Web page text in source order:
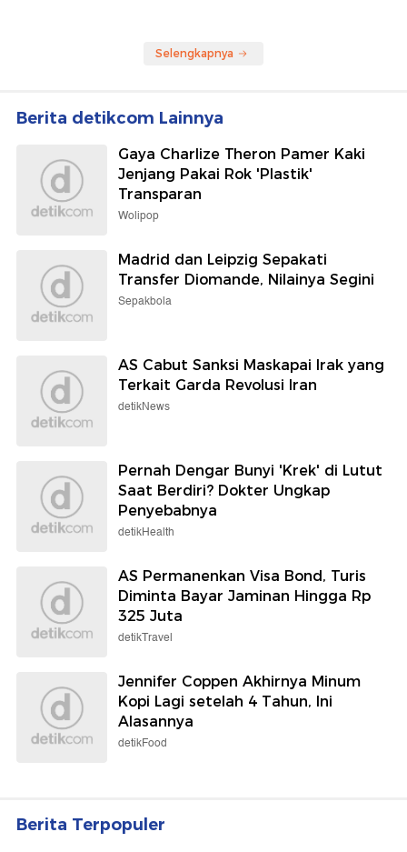
Selengkapnya
Berita detikcom Lainnya
Gaya Charlize Theron Pamer Kaki
Jenjang Pakai Rok 'Plastik'
Transparan
Wolipop
Madrid dan Leipzig Sepakati
Transfer Diomande, Nilainya Segini
Sepakbola
AS Cabut Sanksi Maskapai Irak yang
Terkait Garda Revolusi Iran
detikNews
Pernah Dengar Bunyi 'Krek' di Lutut
Saat Berdiri? Dokter Ungkap
Penyebabnya
detikHealth
AS Permanenkan Visa Bond, Turis
Diminta Bayar Jaminan Hingga Rp
325 Juta
detikTravel
Jennifer Coppen Akhirnya Minum
Kopi Lagi setelah 4 Tahun, Ini
Alasannya
detikFood
Berita Terpopuler